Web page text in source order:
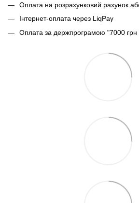
Оплата на розрахунковий рахунок
Інтернет-оплата через LiqPay
Оплата за держпрограмою "7000 грн